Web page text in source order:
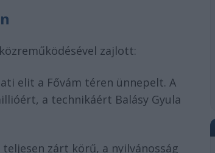
zajlott:
elit a Fővám téren ünnepelt. A
a technikáért Balásy Gyula
teljesen zárt körű, a nyilvánosság